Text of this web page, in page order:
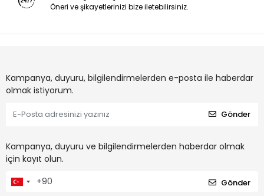
Öneri ve şikayetlerinizi bize iletebilirsiniz.
Kampanya, duyuru, bilgilendirmelerden e-posta ile haberdar
olmak istiyorum.
Gönder
Kampanya, duyuru ve bilgilendirmelerden haberdar olmak
için kayıt olun.
Gönder